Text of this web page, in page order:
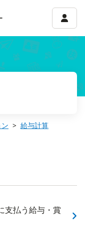
アカ
給与計算
支払う給与・賞